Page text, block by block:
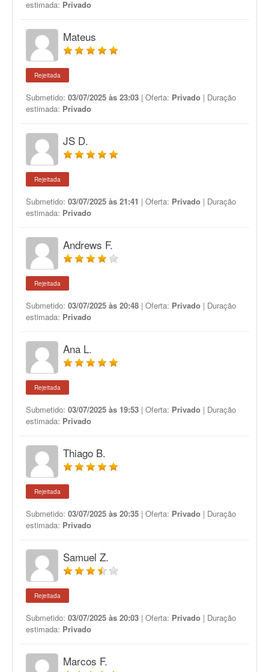
estimada: Privado
Mateus
Rejeitada
Submetido: 03/07/2025 às 23:03 | Oferta: Privado | Duração
estimada: Privado
JS D.
Rejeitada
Submetido: 03/07/2025 às 21:41 | Oferta: Privado | Duração
estimada: Privado
Andrews F.
Rejeitada
Submetido: 03/07/2025 às 20:48 | Oferta: Privado | Duração
estimada: Privado
Ana L.
Rejeitada
Submetido: 03/07/2025 às 19:53 | Oferta: Privado | Duração
estimada: Privado
Thiago B.
Rejeitada
Submetido: 03/07/2025 às 20:35 | Oferta: Privado | Duração
estimada: Privado
Samuel Z.
Rejeitada
Submetido: 03/07/2025 às 20:03 | Oferta: Privado | Duração
estimada: Privado
Marcos F.